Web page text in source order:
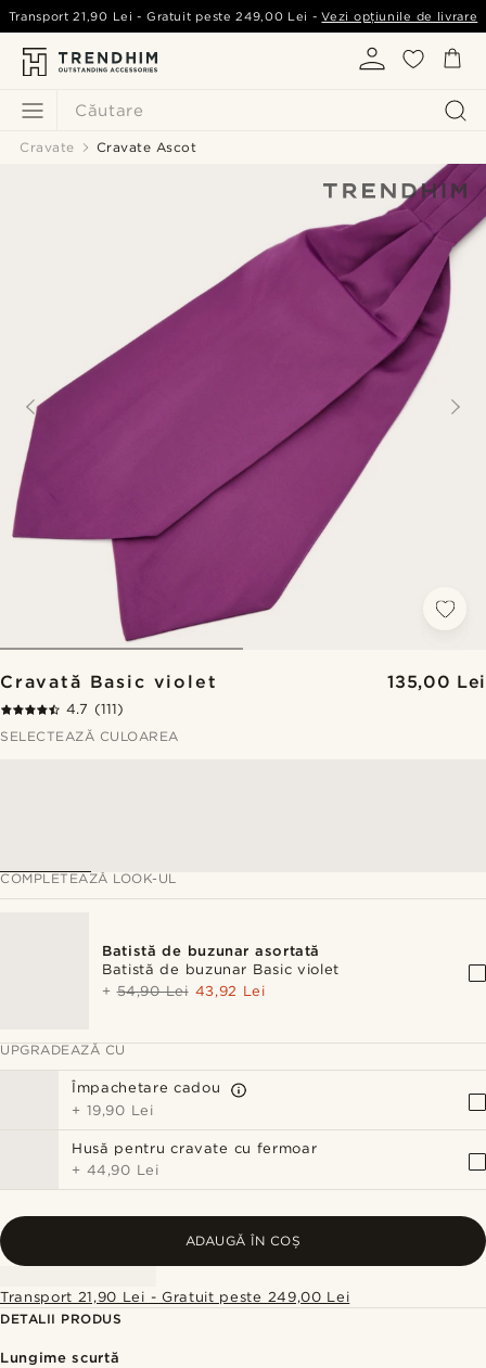
Căutare
Transport 21,90 Lei - Gratuit peste249,00 Lei -Vezi opțiunile de livrare
Cravate Cravate Ascot
Cravată Basic violet 135,00 Lei
4.7 (111)
SELECTEAZĂ CULOAREA
COMPLETEAZĂ LOOK-UL
Batistă de buzunar asortată
Batistă de buzunar Basic violet
+54,90 Lei 43,92 Lei
UPGRADEAZĂ CU
Împachetare cadou
+ 19,90 Lei
Husă pentru cravate cu fermoar
+ 44,90 Lei
ADAUGĂ ÎN COȘ
Transport 21,90 Lei - Gratuit peste 249,00 Lei
DETALII PRODUS
Lungime scurtă